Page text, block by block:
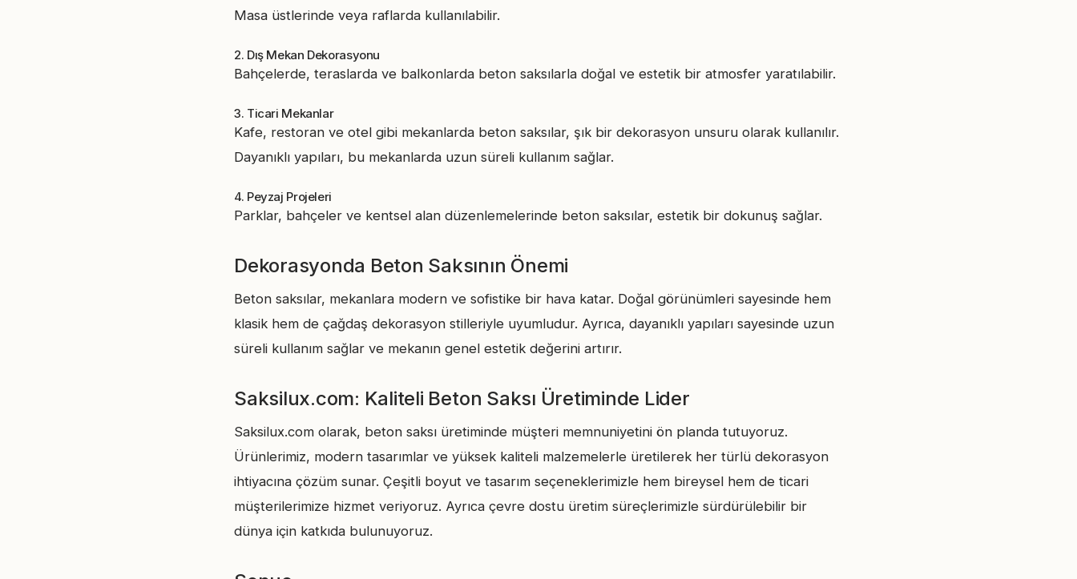
Masa üstlerinde veya raflarda kullanılabilir.
2. Dış Mekan Dekorasyonu
Bahçelerde, teraslarda ve balkonlarda beton saksılarla doğal ve estetik bir atmosfer yaratılabilir.
3. Ticari Mekanlar
Kafe, restoran ve otel gibi mekanlarda beton saksılar, şık bir dekorasyon unsuru olarak kullanılır.
Dayanıklı yapıları, bu mekanlarda uzun süreli kullanım sağlar.
4. Peyzaj Projeleri
Parklar, bahçeler ve kentsel alan düzenlemelerinde beton saksılar, estetik bir dokunuş sağlar.
Dekorasyonda Beton Saksının Önemi
Beton saksılar, mekanlara modern ve sofistike bir hava katar. Doğal görünümleri sayesinde hem
klasik hem de çağdaş dekorasyon stilleriyle uyumludur. Ayrıca, dayanıklı yapıları sayesinde uzun
süreli kullanım sağlar ve mekanın genel estetik değerini artırır.
Saksilux.com: Kaliteli Beton Saksı Üretiminde Lider
Saksilux.com olarak, beton saksı üretiminde müşteri memnuniyetini ön planda tutuyoruz.
Ürünlerimiz, modern tasarımlar ve yüksek kaliteli malzemelerle üretilerek her türlü dekorasyon
ihtiyacına çözüm sunar. Çeşitli boyut ve tasarım seçeneklerimizle hem bireysel hem de ticari
müşterilerimize hizmet veriyoruz. Ayrıca çevre dostu üretim süreçlerimizle sürdürülebilir bir
dünya için katkıda bulunuyoruz.